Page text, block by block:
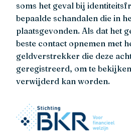
soms het geval bij
bepaalde schandalen die in
plaatsgevonden. Als dat het
beste contact opnemen met
geldverstrekker die deze
geregistreerd, om te
verwijderd kan worden.